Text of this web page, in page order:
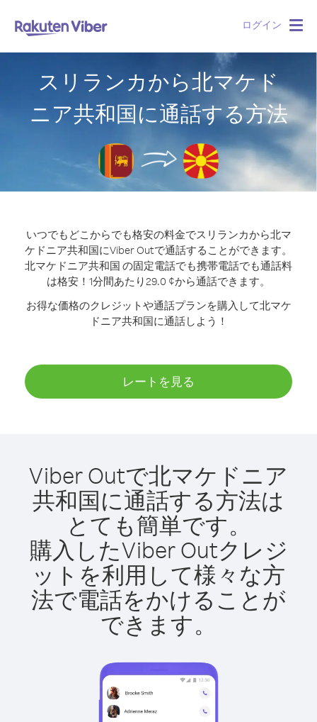
ログイン
スリランカから北マケド
ニア共和国に通話する方法
いつでもどこからでも格安の料金でスリランカから北マ
ケドニア共和国にViber Outで通話することができます。
北マケドニア共和国 の固定電話でも携帯電話でも通話料
は格安！1分間あたり29.0 ¢から通話できます。
お得な価格のクレジットや通話プランを購入して北マケ
ドニア共和国に通話しよう！
レートを見る
Viber Outで北マケドニア
共和国に通話する方法は
とても簡単です。
購入したViber Outクレジ
ットを利用して様々な方
法で電話をかけることが
できます。